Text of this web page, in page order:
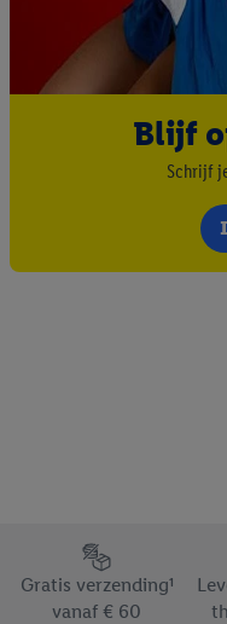
Blijf
Schrijf
Footerelement met de
Gratis verzending¹
vanaf € 60